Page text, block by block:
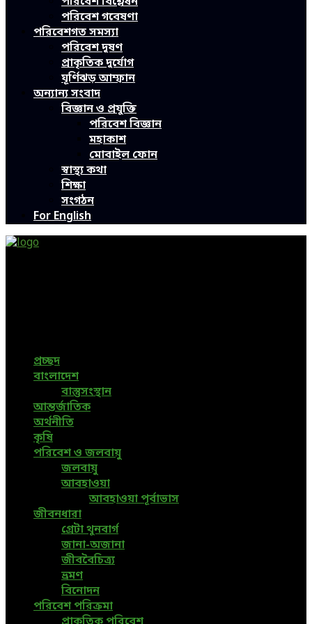
পরিবেশ গবেষণা
পরিবেশগত সমস্যা
পরিবেশ দূষণ
প্রাকৃতিক দুর্যোগ
ঘূর্ণিঝড় আম্ফান
অন্যান্য সংবাদ
বিজ্ঞান ও প্রযুক্তি
পরিবেশ বিজ্ঞান
মহাকাশ
মোবাইল ফোন
স্বাস্থ্য কথা
শিক্ষা
সংগঠন
For English
প্রচ্ছদ
বাংলাদেশ
বাস্তুসংস্থান
আন্তর্জাতিক
অর্থনীতি
কৃষি
পরিবেশ ও জলবায়ু
জলবায়ু
আবহাওয়া
আবহাওয়া পূর্বাভাস
জীবনধারা
গ্রেটা থুনবার্গ
জানা-অজানা
জীববৈচিত্র্য
ভ্রমণ
বিনোদন
পরিবেশ পরিক্রমা